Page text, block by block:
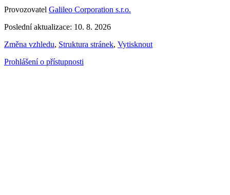
Provozovatel Galileo Corporation s.r.o.
Poslední aktualizace: 10. 8. 2026
Změna vzhledu, Struktura stránek, Vytisknout
Prohlášení o přístupnosti